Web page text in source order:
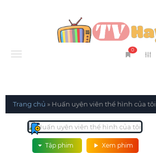
Menu
0
Trang chủ » Huấn uyện viên thể hình của tôi
Xem phim
Tập phim